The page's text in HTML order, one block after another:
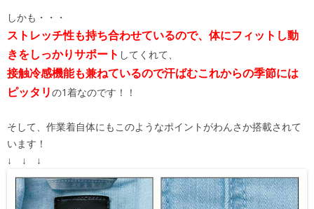
しかも・・・
ストレッチ性も持ち合わせているので、体にフィットし動
きをしっかりサポート してくれて、
接触冷感機能も兼ねているので汗ばむこれからの季節には
ピッタリの1着なのです！！
そして、作業着自体にもこのようなポイントがわんさか搭載されて
います！
↓ ↓ ↓